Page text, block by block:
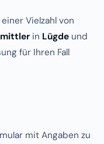
Vielzahl von
in Lügde und
für Ihren Fall
mit Angaben zu